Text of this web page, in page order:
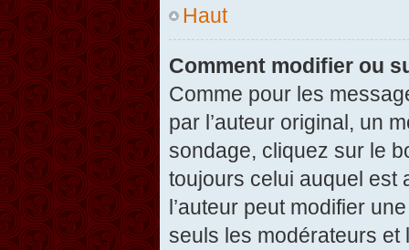
Haut
Comment modifier ou
Comme pour les
par l’auteur original, un
sondage, cliquez sur le
toujours celui auquel est
l’auteur peut modifier
seuls les modérateurs et